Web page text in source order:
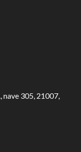
nave 305, 21007,